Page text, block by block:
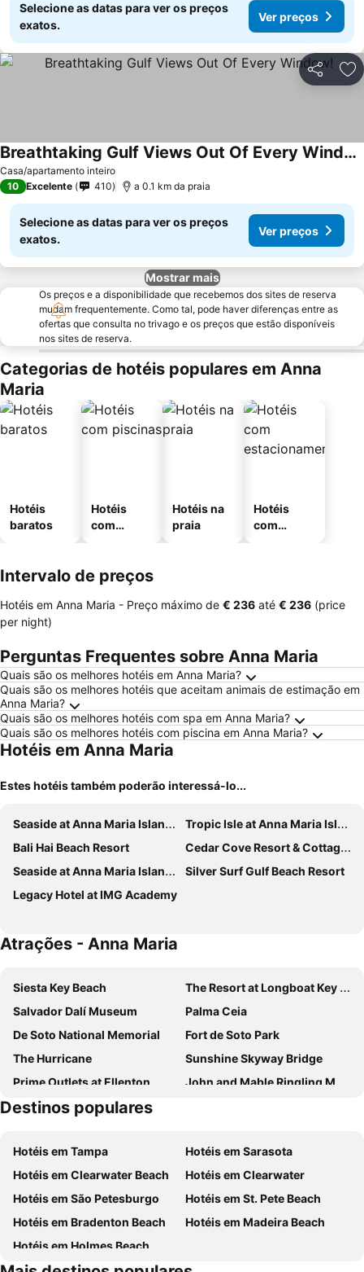
Selecione as datas para ver os preços
exatos.
Ver preços
Partilhar
Casa/apartamento inteiro
Breathtaking Gulf Views Out Of Every Window!
Ver preços
10 Excelente 410 a 0.1 km da praia
Selecione as datas para ver os preços
exatos.
Ver preços
Mostrar mais
Os preços e a disponibilidade que recebemos dos sites de reserva
mudam frequentemente. Como tal, pode haver diferenças entre as
ofertas que consulta no trivago e os preços que estão disponíveis
nos sites de reserva.
Categorias de hotéis populares em Anna
Maria
Hotéis
baratos
Hotéis
com
Hotéis na
praia
Hotéis
com
Intervalo de preços
Hotéis em Anna Maria - Preço máximo de ‎€ 236 até ‎€ 236 (price
per night)
Perguntas Frequentes sobre Anna Maria
Quais são os melhores hotéis em Anna Maria?
Quais são os melhores hotéis que aceitam animais de estimação em
Anna Maria?
Quais são os melhores hotéis com spa em Anna Maria?
Quais são os melhores hotéis com piscina em Anna Maria?
Hotéis em Anna Maria
Estes hotéis também poderão interessá-lo...
Seaside at Anna Maria Island Inn
Tropic Isle at Anna Maria Island Inn
Bali Hai Beach Resort
Cedar Cove Resort & Cottages
Seaside at Anna Maria Island Inn
Silver Surf Gulf Beach Resort
Legacy Hotel at IMG Academy
Atrações - Anna Maria
Siesta Key Beach
The Resort at Longboat Key Club
Salvador Dalí Museum
Palma Ceia
De Soto National Memorial
Fort de Soto Park
The Hurricane
Sunshine Skyway Bridge
Prime Outlets at Ellenton
John and Mable Ringling Museum of Art
Sarasota Bradenton International Airport
Hotel Indigo Sarasota - an IHG hotel
Bayshore Beautiful
Palma Ceia West
Council District 4
Sunset Park
Destinos populares
Hotéis em Tampa
Hotéis em Sarasota
Hotéis em Clearwater Beach
Hotéis em Clearwater
Hotéis em São Petesburgo
Hotéis em St. Pete Beach
Hotéis em Bradenton Beach
Hotéis em Madeira Beach
Hotéis em Holmes Beach